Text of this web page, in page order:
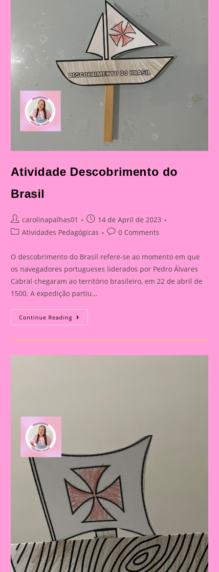
Atividade Descobrimento do
Brasil
Post
author:
carolinapalhas01
Post
published:
14 de April de 2023
PostAtividades Pedagógicas
Post0 Comments
O descobrimento do Brasil refere-se ao momento em que
os navegadores portugueses liderados por Pedro Álvares
Cabral chegaram ao território brasileiro, em 22 de abril de
1500. A expedição partiu…
Continue Reading Atividade
Descobrimento
Brasil